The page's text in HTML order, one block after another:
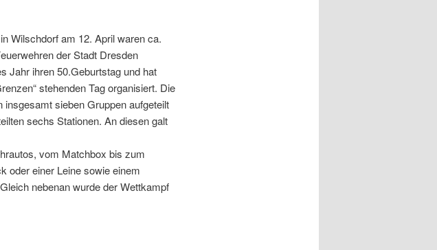
Wilschdorf am 12. April waren ca.
der Stadt Dresden
Jahr ihren 50.Geburtstag und hat
stehenden Tag organisiert. Die
sieben Gruppen aufgeteilt
sechs Stationen. An diesen galt
vom Matchbox bis zum
oder einer Leine sowie einem
nebenan wurde der Wettkampf